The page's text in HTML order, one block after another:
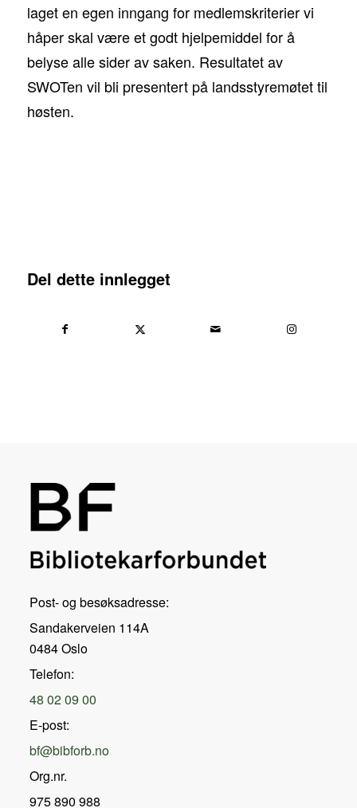
laget en egen inngang for medlemskriterier vi
håper skal være et godt hjelpemiddel for å
belyse alle sider av saken. Resultatet av
SWOTen vil bli presentert på landsstyremøtet til
høsten.
Del dette innlegget
Post- og besøksadresse:
Sandakerveien 114A
0484 Oslo
Telefon:
48 02 09 00
E-post:
bf@bibforb.no
Org.nr.
975 890 988